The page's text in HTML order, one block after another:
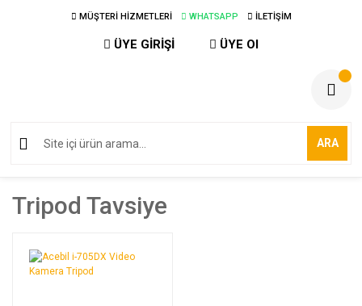
MÜŞTERİ HİZMETLERİ WHATSAPP İLETİŞİM
ÜYE GİRİŞİ ÜYE Ol
ARA
Tripod Tavsiye